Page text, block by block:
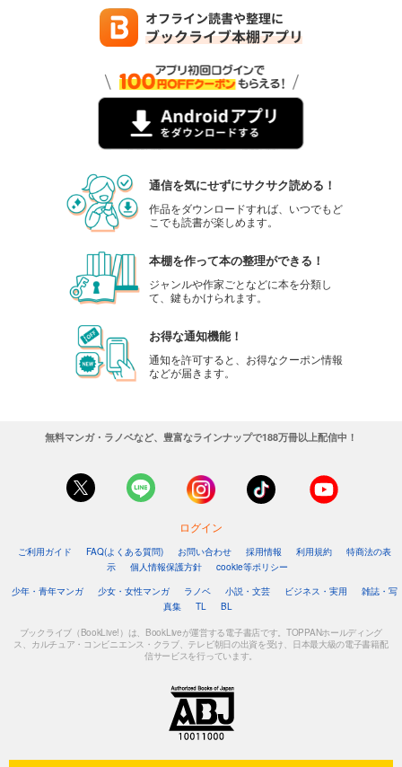
通信を気にせずにサクサク読める！
作品をダウンロードすれば、いつでもど
こでも読書が楽しめます。
本棚を作って本の整理ができる！
ジャンルや作家ごとなどに本を分類し
て、鍵もかけられます。
お得な通知機能！
通知を許可すると、お得なクーポン情報
などが届きます。
無料マンガ・ラノベなど、豊富なラインナップで188万冊以上配信中！
ログイン
ご利用ガイド FAQ(よくある質問) お問い合わせ 採用情報 利用規約
特商法の表
示
個人情報保護方針
cookie等ポリシー
少年・青年マンガ
少女・女性マンガ ラノベ 小説・文芸 ビジネス・実用
雑誌・写
真集
TL BL
ブックライブ（BookLive!）は、BookLiveが運営する電子書店です。TOPPANホールディング
ス、カルチュア・コンビニエンス・クラブ、テレビ朝日の出資を受け、日本最大級の電子書籍配
信サービスを行っています。